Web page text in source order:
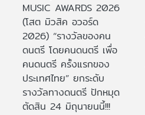
MUSIC AWARDS 2026
(โสต มิวสิค อวอร์ด
2026) “รางวัลของคน
ดนตรี โดยคนดนตรี เพื่อ
คนดนตรี ครั้งแรกของ
ประเทศไทย” ยกระดับ
รางวัลทางดนตรี ปักหมุด
ตัดสิน 24 มิถุนายนนี้!!!